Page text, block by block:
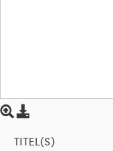
TITEL(S)